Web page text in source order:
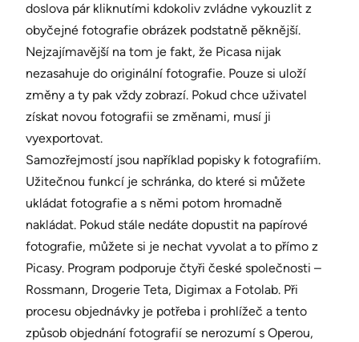
doslova pár kliknutími kdokoliv zvládne vykouzlit z
obyčejné fotografie obrázek podstatně pěknější.
Nejzajímavější na tom je fakt, že Picasa nijak
nezasahuje do originální fotografie. Pouze si uloží
změny a ty pak vždy zobrazí. Pokud chce uživatel
získat novou fotografii se změnami, musí ji
vyexportovat.
Samozřejmostí jsou například popisky k fotografiím.
Užitečnou funkcí je schránka, do které si můžete
ukládat fotografie a s němi potom hromadně
nakládat. Pokud stále nedáte dopustit na papírové
fotografie, můžete si je nechat vyvolat a to přímo z
Picasy. Program podporuje čtyři české společnosti –
Rossmann, Drogerie Teta, Digimax a Fotolab. Při
procesu objednávky je potřeba i prohlížeč a tento
způsob objednání fotografií se nerozumí s Operou,